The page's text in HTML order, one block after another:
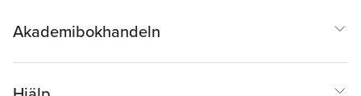
Akademibokhandeln